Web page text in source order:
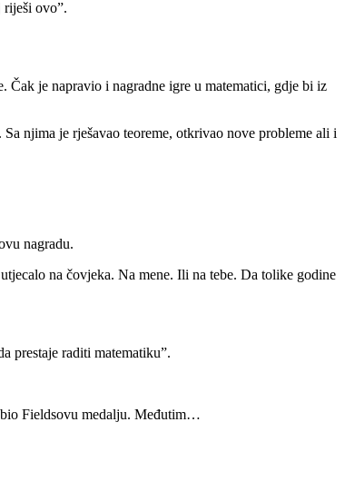
ovo”.
Čak je napravio i nagradne igre u matematici, gdje bi iz
njima je rješavao teoreme, otkrivao nove probleme ali i
nagradu.
na čovjeka. Na mene. Ili na tebe. Da tolike godine
prestaje raditi matematiku”.
Fieldsovu medalju. Međutim…